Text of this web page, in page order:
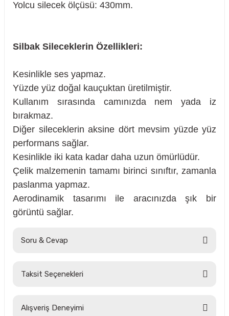
Ürünleri
Rulman
Yolcu silecek ölçüsü: 430mm.
Silbak Sileceklerin Özellikleri:
Kesinlikle ses yapmaz.
Yüzde yüz doğal kauçuktan üretilmiştir.
Kullanım sırasında camınızda nem yada iz
bırakmaz.
Diğer sileceklerin aksine dört mevsim yüzde yüz
performans sağlar.
Kesinlikle iki kata kadar daha uzun ömürlüdür.
Çelik malzemenin tamamı birinci sınıftır, zamanla
paslanma yapmaz.
Aerodinamik tasarımı ile aracınızda şık bir
görüntü sağlar.
Soru & Cevap
Ürün hakkında henüz soru sorulmamış.
Taksit Seçenekleri
Alışveriş Deneyimi